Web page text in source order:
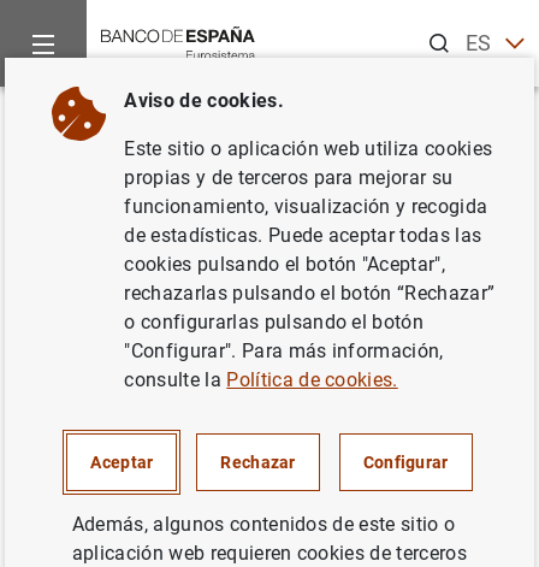
ESEN
Inicio Noticias y eventos
Volver
El BCE mantiene los tipos en el
0,0% en junio
POLÍTICA MONETARIA
Nota de prensa: Decisiones de política
Aviso de cookies.
Este sitio o aplicación web utiliza cookies
propias y de terceros para mejorar su
funcionamiento, visualización y recogida
de estadísticas. Puede aceptar todas las
cookies pulsando el botón "Aceptar",
rechazarlas pulsando el botón “Rechazar”
o configurarlas pulsando el botón
"Configurar". Para más información,
consulte la Política de cookies.
Aceptar Rechazar Configurar
Además, algunos contenidos de este sitio o
aplicación web requieren cookies de terceros